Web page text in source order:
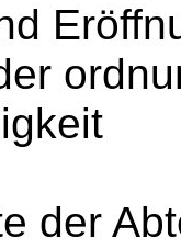
der